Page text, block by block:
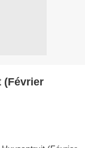
(Février